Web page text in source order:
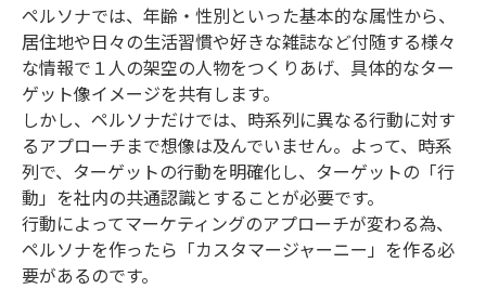
ペルソナでは、年齢・性別といった基本的な属性から、
居住地や日々の生活習慣や好きな雑誌など付随する様々
な情報で１人の架空の人物をつくりあげ、具体的なター
ゲット像イメージを共有します。
しかし、ペルソナだけでは、時系列に異なる行動に対す
るアプローチまで想像は及んでいません。よって、時系
列で、ターゲットの行動を明確化し、ターゲットの「行
動」を社内の共通認識とすることが必要です。
行動によってマーケティングのアプローチが変わる為、
ペルソナを作ったら「カスタマージャーニー」を作る必
要があるのです。